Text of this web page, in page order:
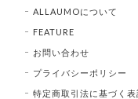
ALLAUMOについて
FEATURE
お問い合わせ
プライバシーポリシー
特定商取引法に基づく表